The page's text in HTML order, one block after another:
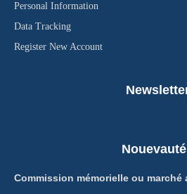
Personal Information
Data Tracking
Register New Account
Commission mémorielle ou marché